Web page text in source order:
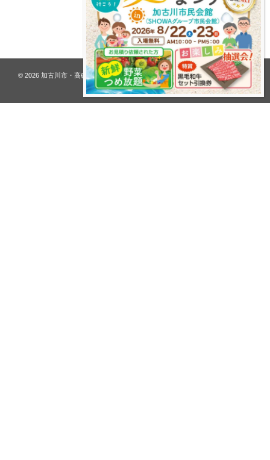
プライバシーポリシー
© 2026 加古川市・高砂市 夢リフォーム ウオハシ – 創業128年の老舗. All rights
reserved.